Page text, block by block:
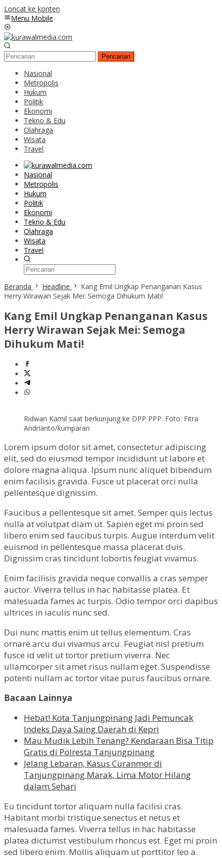
Loncat ke konten
Menu Mobile
Pencarian
Nasional
Metropolis
Hukum
Politik
Ekonomi
Tekno & Edu
Olahraga
Wisata
Travel
Nasional
Metropolis
Hukum
Politik
Ekonomi
Tekno & Edu
Olahraga
Wisata
Travel
Beranda Headline
Kang Emil Ungkap Penanganan Kasus
Herry Wirawan Sejak Mei: Semoga Dihukum Mati!
Kang Emil Ungkap Penanganan Kasus
Herry Wirawan Sejak Mei: Semoga
Dihukum Mati!
Ridwan Kamil saat berkunjung ke DPP PPP. Foto: Fitra
Andrianto/kumparan
Lorem ipsum dolor sit amet, consectetur adipiscing
elit, sed do eiusmod tempor incididunt ut labore et
dolore magna aliqua. Ipsum nunc aliquet bibendum
enim facilisis gravida. Fusce ut placerat orci nulla
pellentesque dignissim.
Faucibus a pellentesque sit amet. Semper quis lectus
nulla at volutpat diam ut. Sapien eget mi proin sed
libero enim sed faucibus turpis. Augue interdum velit
euismod in pellentesque massa placerat duis.
Dignissim cras tincidunt lobortis feugiat vivamus.
Enim facilisis gravida neque convallis a cras semper
auctor. Viverra tellus in hac habitasse platea. Et
malesuada fames ac turpis. Odio tempor orci dapibus
ultrices in iaculis nunc sed.
Dui nunc mattis enim ut tellus elementum. Cras
ornare arcu dui vivamus arcu. Feugiat nisl pretium
fusce id velit ut tortor pretium viverra. Nec
ullamcorper sit amet risus nullam eget. Suspendisse
potenti nullam ac tortor vitae purus faucibus ornare.
Bacaan Lainnya
Hebat! Kota Tanjungpinang Jadi Pemuncak
Indeks Daya Saing Daerah di Kepri
Mau Mudik Lebih Tenang? Kendaraan Bisa Titip
Gratis di Polresta Tanjungpinang
Jelang Lebaran, Kasus Curanmor di
Tanjungpinang Marak, Lima Motor Hilang
dalam Sehari
Eu tincidunt tortor aliquam nulla facilisi cras.
Habitant morbi tristique senectus et netus et
malesuada fames. Viverra tellus in hac habitasse
platea dictumst vestibulum rhoncus est. Eget mi proin
sed libero enim. Mollis aliquam ut porttitor leo a.